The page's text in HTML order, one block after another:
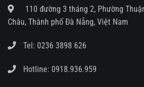
110 đường 3 tháng 2, Phường
Châu, Thành phố Đà Nẵng, Việt Nam
Tel: 0236 3898 626
Hotline: 0918.936.959